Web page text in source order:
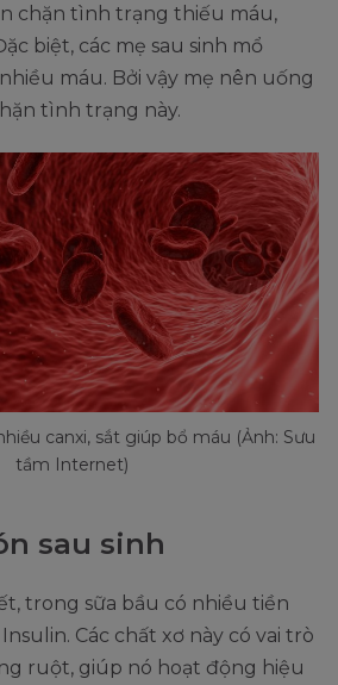
chặn tình trạng thiếu máu,
biệt, các mẹ sau sinh mổ
máu. Bởi vậy mẹ nên uống
tình trạng này.
canxi, sắt giúp bổ máu (Ảnh: Sưu
tầm Internet)
sau sinh
trong sữa bầu có nhiều tiền
Các chất xơ này có vai trò
ruột, giúp nó hoạt động hiệu